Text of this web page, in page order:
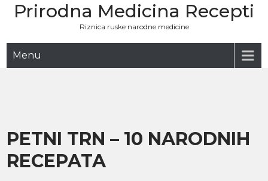
SkipPrirodna Medicina Recepti
Riznica ruske narodne medicine
Menu
PETNI TRN – 10 NARODNIH
RECEPATA